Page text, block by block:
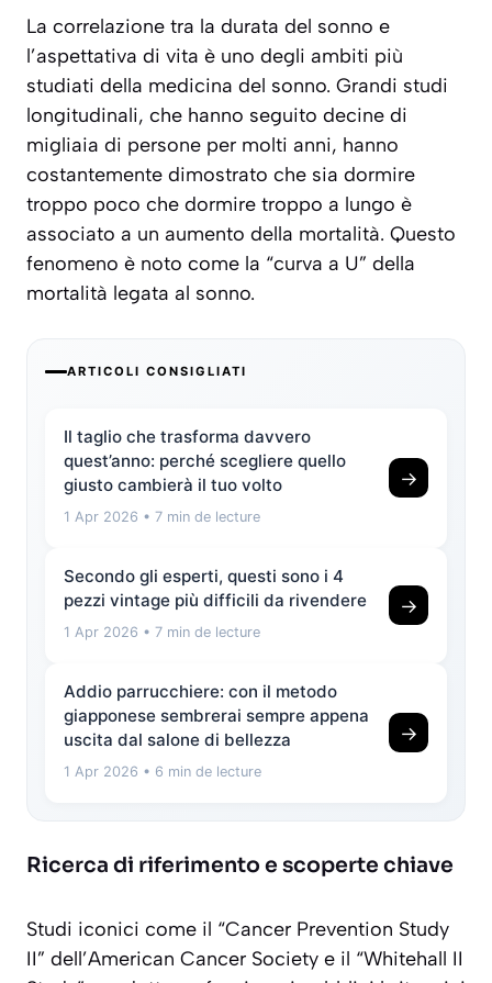
La correlazione tra la durata del sonno e
l’aspettativa di vita è uno degli ambiti più
studiati della medicina del sonno. Grandi studi
longitudinali, che hanno seguito decine di
migliaia di persone per molti anni, hanno
costantemente dimostrato che sia dormire
troppo poco che dormire troppo a lungo è
associato a un aumento della mortalità. Questo
fenomeno è noto come la “curva a U” della
mortalità legata al sonno.
ARTICOLI CONSIGLIATI
Il taglio che trasforma davvero
quest’anno: perché scegliere quello
giusto cambierà il tuo volto
1 Apr 2026 • 7 min de lecture
→
Secondo gli esperti, questi sono i 4
pezzi vintage più difficili da rivendere
1 Apr 2026 • 7 min de lecture
→
Addio parrucchiere: con il metodo
giapponese sembrerai sempre appena
uscita dal salone di bellezza
1 Apr 2026 • 6 min de lecture
→
Ricerca di riferimento e scoperte chiave
Studi iconici come il “Cancer Prevention Study
II” dell’American Cancer Society e il “Whitehall II